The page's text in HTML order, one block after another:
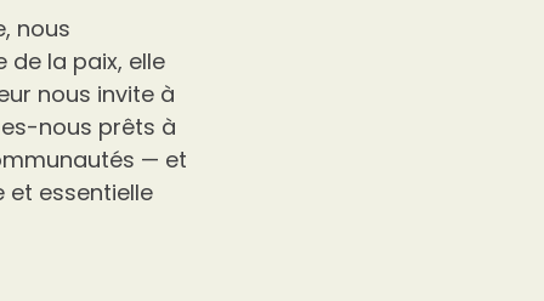
nous
de la paix, elle
nous invite à
nous prêts à
— et
et essentielle